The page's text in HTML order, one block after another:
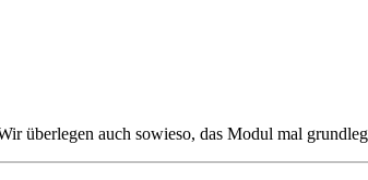
überlegen auch sowieso, das Modul mal